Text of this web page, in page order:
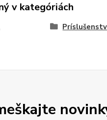
v kategóriách